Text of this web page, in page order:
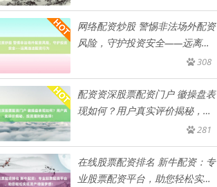
网络配资炒股 警惕非法场外配资
风险，守护投资安全——远离违
308
配资资深股票配资门户 徽操盘表
现如何？用户真实评价揭秘，投
281
在线股票配资排名 新牛配资：专
业股票配资平台，助您轻松实现